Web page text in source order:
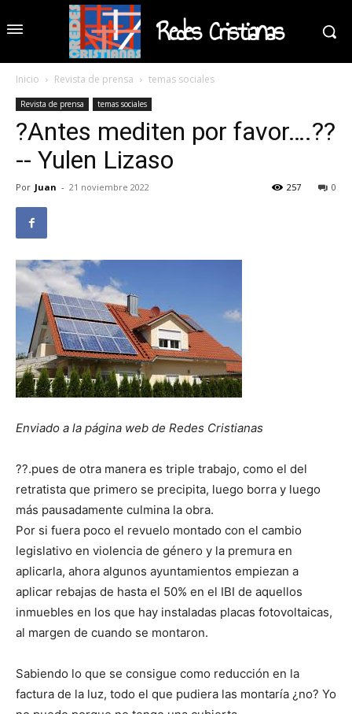
Redes Cristianas
Inicio Revista de prensa temas sociales
Revista de prensa temas sociales
?Antes mediten por favor….??
-- Yulen Lizaso
Por Juan - 21 noviembre 2022 0
257
Enviado a la página web de Redes Cristianas
??.pues de otra manera es triple trabajo, como el del
retratista que primero se precipita, luego borra y luego
más pausadamente culmina la obra.
Por si fuera poco el revuelo montado con el cambio
legislativo en violencia de género y la premura en
aplicarla, ahora algunos ayuntamientos empiezan a
aplicar rebajas de hasta el 50% en el IBI de aquellos
inmuebles en los que hay instaladas placas fotovoltaicas,
al margen de cuando se montaron.
Sabiendo lo que se consigue como reducción en la
factura de la luz, todo el que pudiera las montaría ¿no? Yo